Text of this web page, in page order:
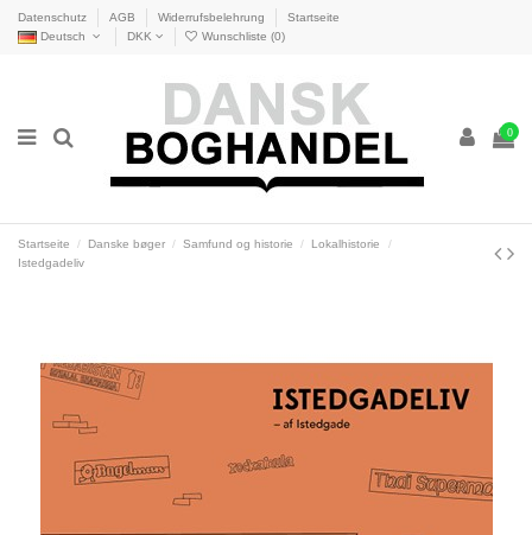
Datenschutz AGB Widerrufsbelehrung
Startseite
Deutsch
DKK Wunschliste (0)
0
Startseite Danske bøger Samfund og historie
Lokalhistorie
Istedgadeliv